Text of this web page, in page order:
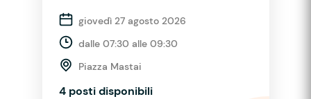
giovedì 27 agosto 2026
dalle 07:30 alle 09:30
Piazza Mastai
4 posti disponibili